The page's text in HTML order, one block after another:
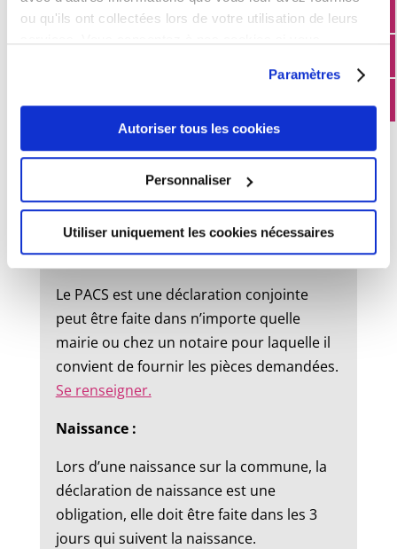
ou qu'ils ont collectées lors de votre utilisation de leurs
Paramètres
Autoriser tous les cookies
Personnaliser
Utiliser uniquement les cookies nécessaires
État civil
Mariage :
Un dossier de mariage est à retirer en
mairie. Le mariage peut être célébré dans
la commune où l’un des futurs époux à
son domicile ou sa résidence.
Pacs :
Le PACS est une déclaration conjointe
peut être faite dans n’importe quelle
mairie ou chez un notaire pour laquelle il
convient de fournir les pièces demandées.
Se renseigner.
Naissance :
Lors d’une naissance sur la commune, la
déclaration de naissance est une
obligation, elle doit être faite dans les 3
jours qui suivent la naissance.